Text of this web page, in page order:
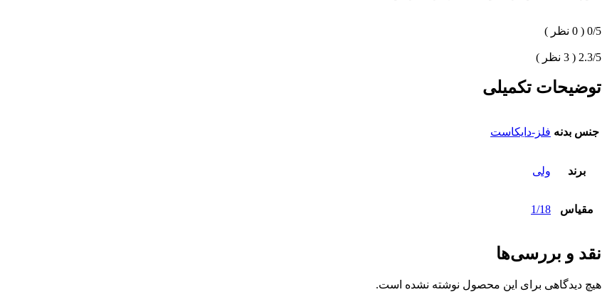
0/5 ( 0 نظر )
2.3/5 ( 3 نظر )
توضیحات تکمیلی
جنس بدنه فلز-دایکاست
برند ولی
مقیاس 1/18
نقد و بررسی‌ها
هیچ دیدگاهی برای این محصول نوشته نشده است.